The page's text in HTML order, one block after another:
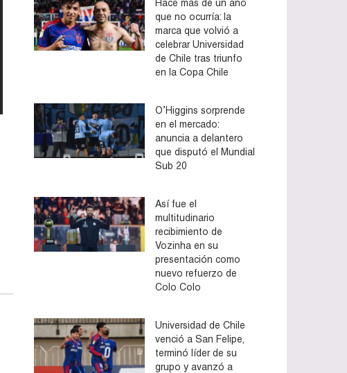
Hace más de un año
que no ocurría: la
marca que volvió a
celebrar Universidad
de Chile tras triunfo
en la Copa Chile
O’Higgins sorprende
en el mercado:
anuncia a delantero
que disputó el Mundial
Sub 20
Así fue el
multitudinario
recibimiento de
Vozinha en su
presentación como
nuevo refuerzo de
Colo Colo
Universidad de Chile
venció a San Felipe,
terminó líder de su
grupo y avanzó a